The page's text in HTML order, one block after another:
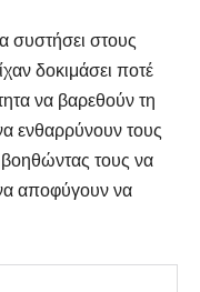
συστήσει στους
δοκιμάσει ποτέ
να βαρεθούν τη
ενθαρρύνουν τους
βοηθώντας τους να
αποφύγουν να